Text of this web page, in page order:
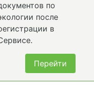
по
после
в
Перейти